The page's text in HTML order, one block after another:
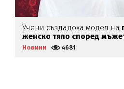
Учени създадоха модел на
женско тяло според
Новини 4681